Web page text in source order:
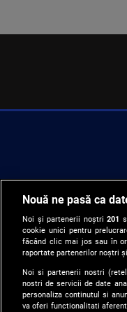
Nouă ne pasă ca
Noi și partenerii noștri201
cookie unici pentru
făcând clic mai jos sau în
raportate partenerilor noștri
Noi si partenerii nostri
nostri de servicii de date
personaliza continutul si
va oferi functionalitati